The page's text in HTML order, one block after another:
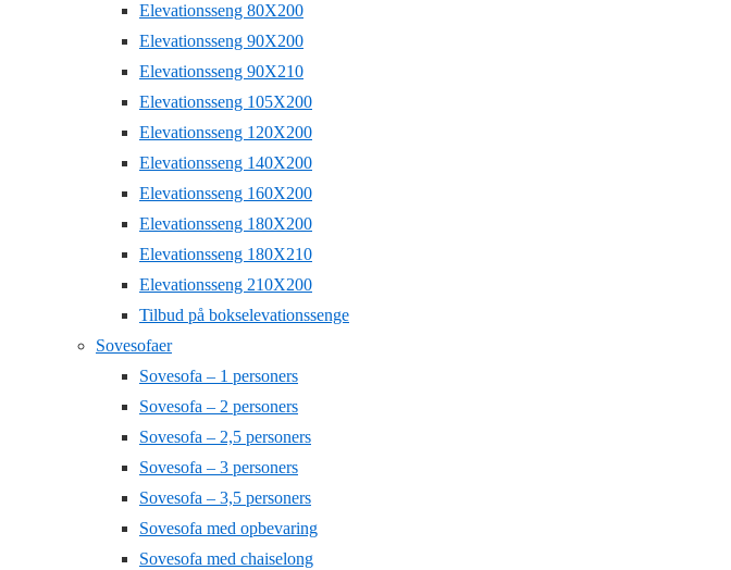
Elevationsseng 80X200
Elevationsseng 90X200
Elevationsseng 90X210
Elevationsseng 105X200
Elevationsseng 120X200
Elevationsseng 140X200
Elevationsseng 160X200
Elevationsseng 180X200
Elevationsseng 180X210
Elevationsseng 210X200
Tilbud på bokselevationssenge
Sovesofaer
Sovesofa – 1 personers
Sovesofa – 2 personers
Sovesofa – 2,5 personers
Sovesofa – 3 personers
Sovesofa – 3,5 personers
Sovesofa med opbevaring
Sovesofa med chaiselong